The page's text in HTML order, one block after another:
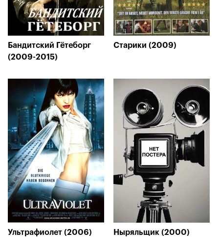
Бандитский Гётеборг
(2009-2015)
Старики (2009)
Ультрафиолет (2006) Ныряльщик (2000)